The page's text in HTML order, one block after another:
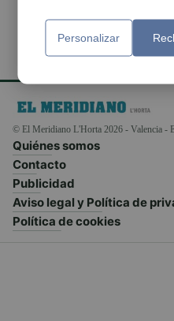
© El Meridiano L'Horta 2026 - Valencia -
Quiénes somos
Contacto
Publicidad
Aviso legal y Política de
Política de cookies
Personalizar